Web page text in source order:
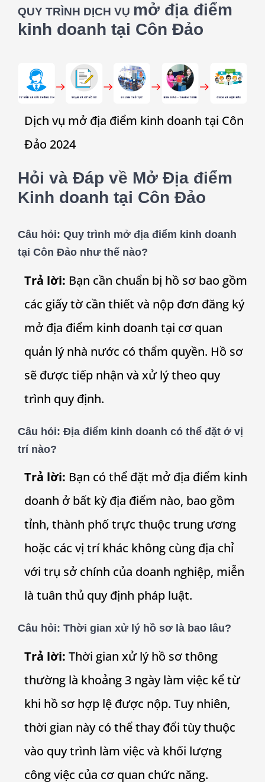
QUY TRÌNH DỊCH VỤ mở địa điểm
kinh doanh tại Côn Đảo
Dịch vụ mở địa điểm kinh doanh tại Côn
Đảo 2024
Hỏi và Đáp về Mở Địa điểm
Kinh doanh tại Côn Đảo
Câu hỏi: Quy trình mở địa điểm kinh doanh
tại Côn Đảo như thế nào?
Trả lời: Bạn cần chuẩn bị hồ sơ bao gồm
các giấy tờ cần thiết và nộp đơn đăng ký
mở địa điểm kinh doanh tại cơ quan
quản lý nhà nước có thẩm quyền. Hồ sơ
sẽ được tiếp nhận và xử lý theo quy
trình quy định.
Câu hỏi: Địa điểm kinh doanh có thể đặt ở vị
trí nào?
Trả lời: Bạn có thể đặt mở địa điểm kinh
doanh ở bất kỳ địa điểm nào, bao gồm
tỉnh, thành phố trực thuộc trung ương
hoặc các vị trí khác không cùng địa chỉ
với trụ sở chính của doanh nghiệp, miễn
là tuân thủ quy định pháp luật.
Câu hỏi: Thời gian xử lý hồ sơ là bao lâu?
Trả lời: Thời gian xử lý hồ sơ thông
thường là khoảng 3 ngày làm việc kể từ
khi hồ sơ hợp lệ được nộp. Tuy nhiên,
thời gian này có thể thay đổi tùy thuộc
vào quy trình làm việc và khối lượng
công việc của cơ quan chức năng.